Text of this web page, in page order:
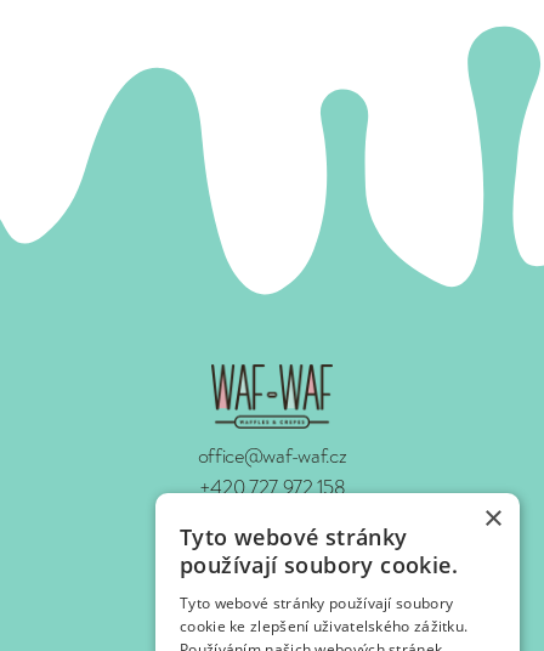
office@waf-waf.cz
+420 727 972 158
Kontakty
Sledujte nás!
×
Tyto webové stránky
používají soubory cookie.
Tyto webové stránky používají soubory
cookie ke zlepšení uživatelského zážitku.